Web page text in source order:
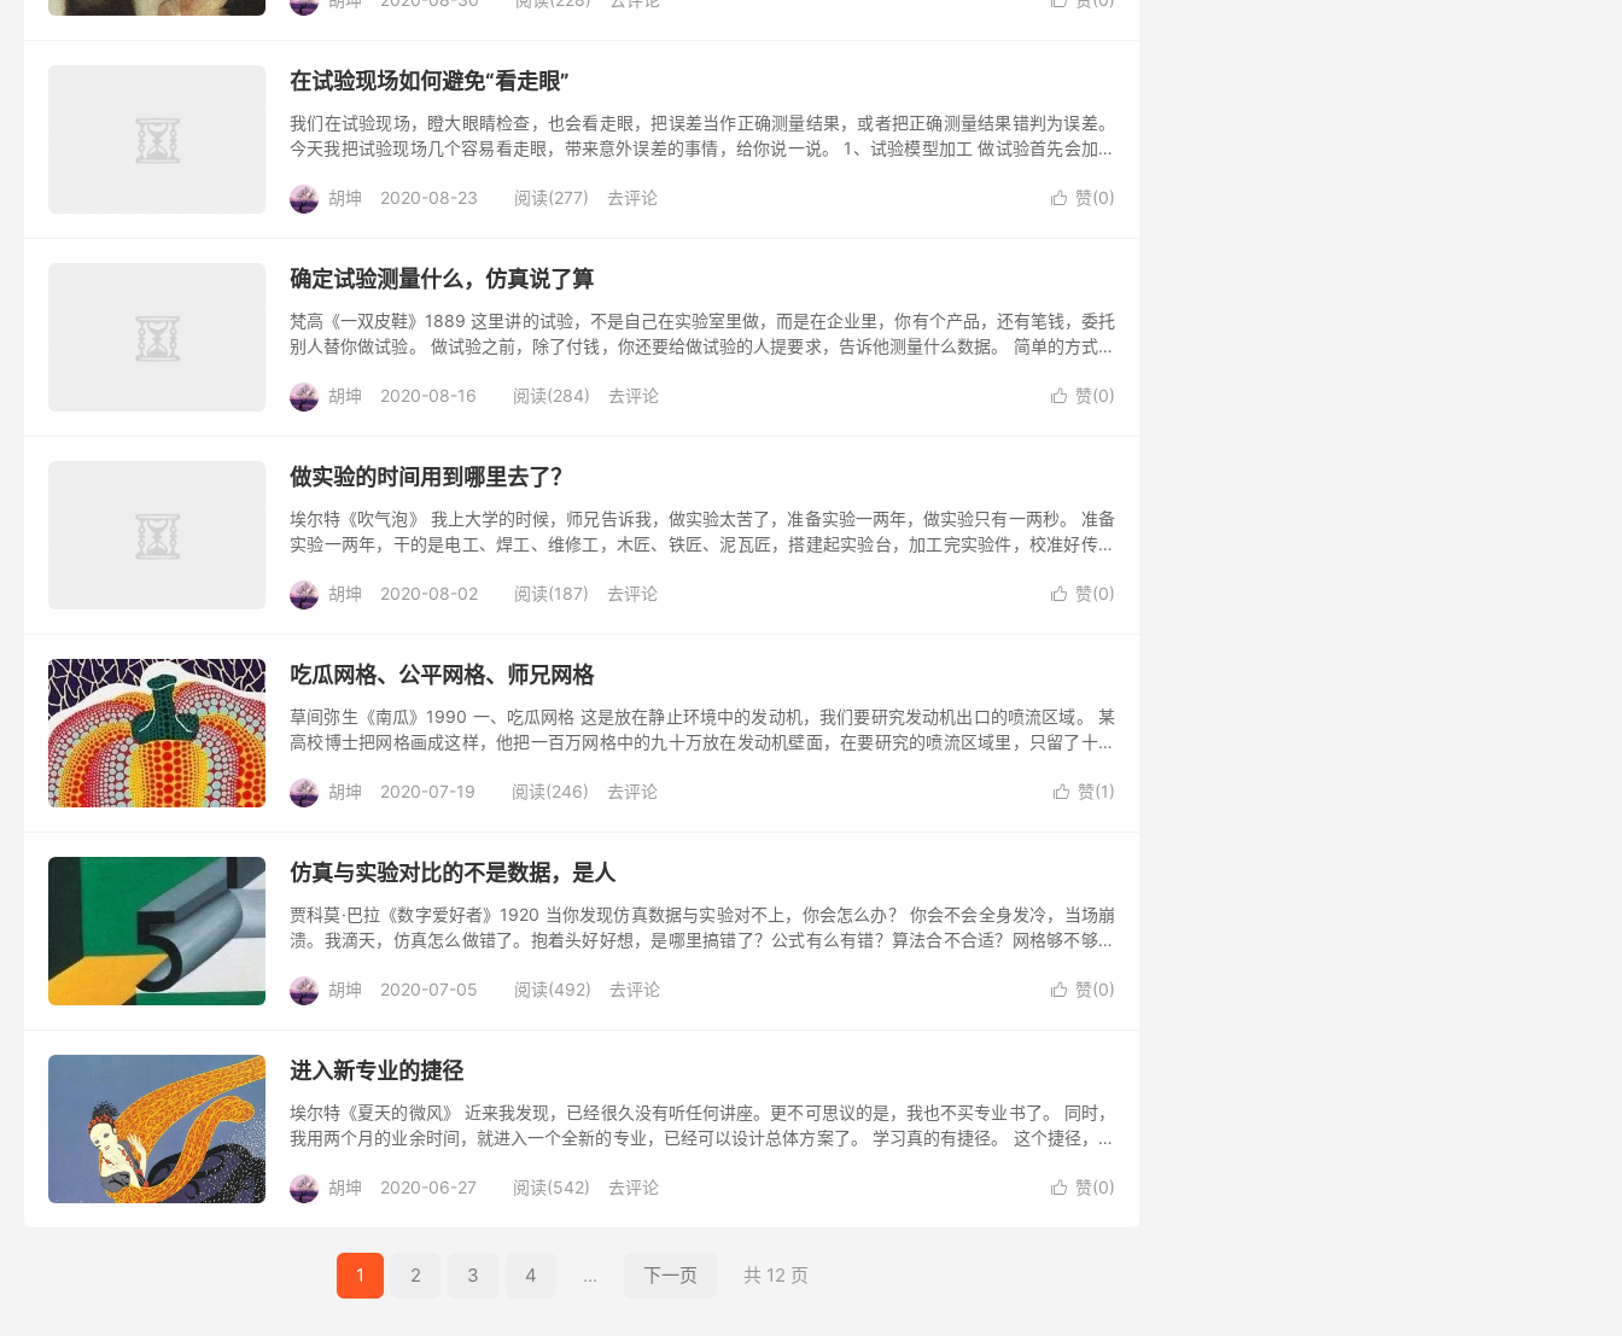
在试验现场如何避免“看走眼”
我们在试验现场，瞪大眼睛检查，也会看走眼，把误差当作正确测量结果，或者把正确测量结果错判为误差。
今天我把试验现场几个容易看走眼，带来意外误差的事情，给你说一说。 1、试验模型加工 做试验首先会加工
 赞(0)
胡坤 2020-08-23 阅读(277) 去评论
确定试验测量什么，仿真说了算
梵高《一双皮鞋》1889 这里讲的试验，不是自己在实验室里做，而是在企业里，你有个产品，还有笔钱，委托
别人替你做试验。 做试验之前，除了付钱，你还要给做试验的人提要求，告诉他测量什么数据。 简单的方式你
 赞(0)
胡坤 2020-08-16 阅读(284) 去评论
做实验的时间用到哪里去了？
埃尔特《吹气泡》 我上大学的时候，师兄告诉我，做实验太苦了，准备实验一两年，做实验只有一两秒。 准备
实验一两年，干的是电工、焊工、维修工，木匠、铁匠、泥瓦匠，搭建起实验台，加工完实验件，校准好传感
 赞(0)
胡坤 2020-08-02 阅读(187) 去评论
吃瓜网格、公平网格、师兄网格
草间弥生《南瓜》1990 一、吃瓜网格 这是放在静止环境中的发动机，我们要研究发动机出口的喷流区域。 某
高校博士把网格画成这样，他把一百万网格中的九十万放在发动机壁面，在要研究的喷流区域里，只留了十万
 赞(1)
胡坤 2020-07-19 阅读(246) 去评论
仿真与实验对比的不是数据，是人
贾科莫·巴拉《数字爱好者》1920 当你发现仿真数据与实验对不上，你会怎么办？ 你会不会全身发冷，当场崩
溃。我滴天，仿真怎么做错了。抱着头好好想，是哪里搞错了？公式有么有错？算法合不合适？网格够不够？
 赞(0)
胡坤 2020-07-05 阅读(492) 去评论
进入新专业的捷径
埃尔特《夏天的微风》 近来我发现，已经很久没有听任何讲座。更不可思议的是，我也不买专业书了。 同时，
我用两个月的业余时间，就进入一个全新的专业，已经可以设计总体方案了。 学习真的有捷径。 这个捷径，也
 赞(0)
胡坤 2020-06-27 阅读(542) 去评论
1 2 3 4 ... 下一页 共 12 页